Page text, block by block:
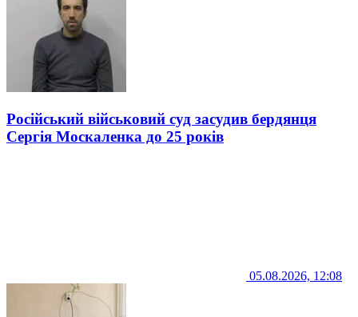
Російський військовий суд засудив бердянця
Сергія Москаленка до 25 років
05.08.2026, 12:08